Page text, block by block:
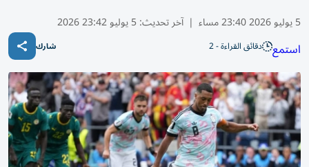
5 يوليو 2026 23:40 مساء | آخر تحديث:5 يوليو 23:42 2026
استمع دقائق القراءة - 2 شارك